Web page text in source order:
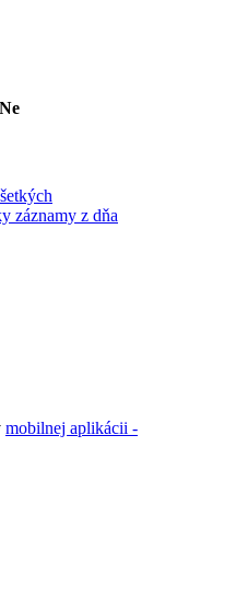
Ne
záznamy z dňa
mobilnej aplikácii -